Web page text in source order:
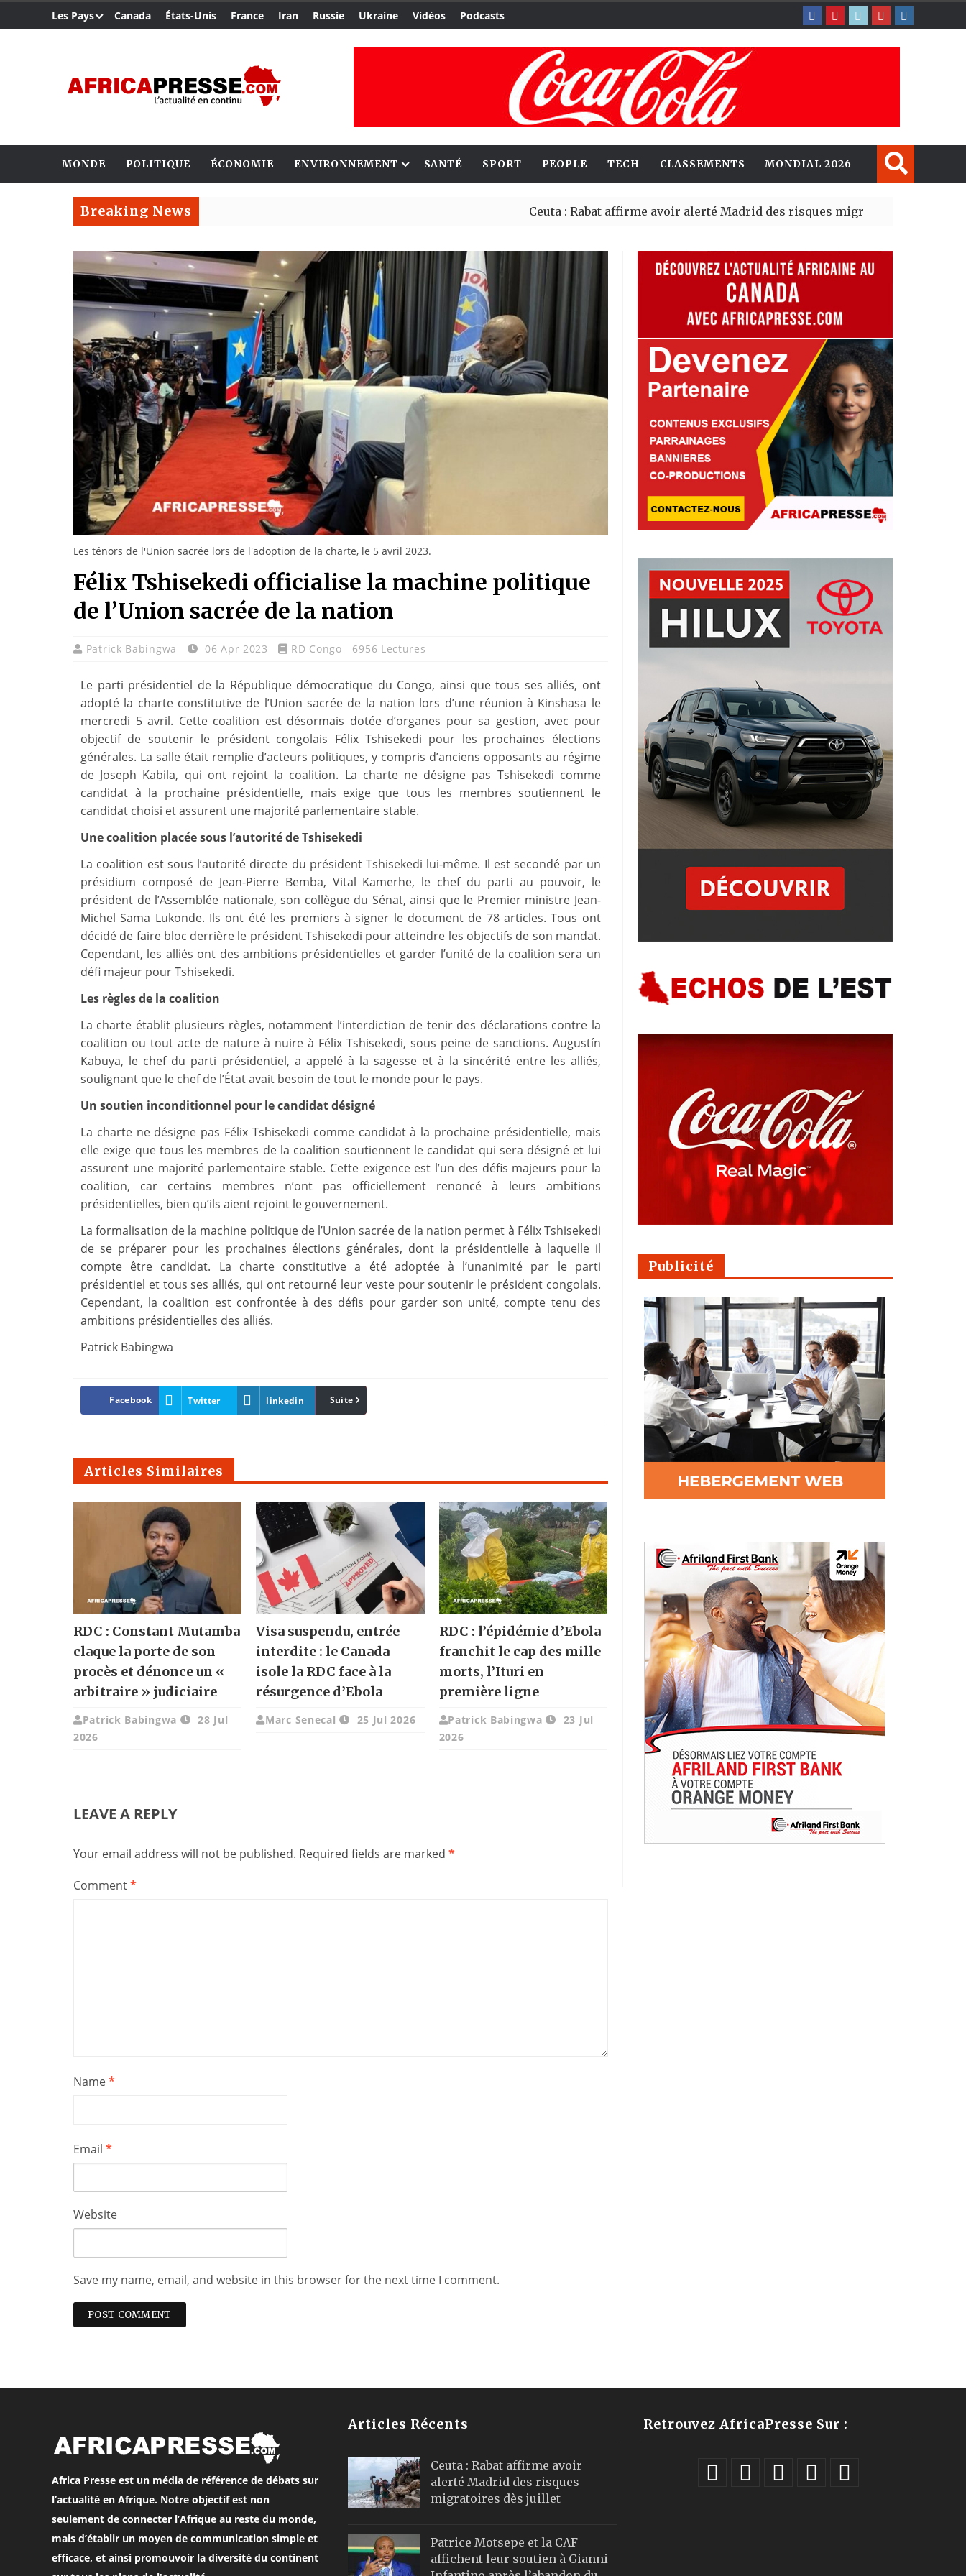
Les Pays Canada États-Unis France Iran Russie Ukraine Vidéos Podcasts
MONDE POLITIQUE ÉCONOMIE ENVIRONNEMENT SANTÉ SPORT PEOPLE TECH CLASSEMENTS MONDIAL 2026
Breaking News Ceuta : Rabat affirme avoir alerté Madrid des risques migratoires dès juillet
Les ténors de l'Union sacrée lors de l'adoption de la charte, le 5 avril 2023.
Félix Tshisekedi officialise la machine politique
de l’Union sacrée de la nation
Patrick Babingwa 06 Apr 2023 RD Congo 6956 Lectures
Le parti présidentiel de la République démocratique du Congo, ainsi que tous ses alliés, ont
adopté la charte constitutive de l’Union sacrée de la nation lors d’une réunion à Kinshasa le
mercredi 5 avril. Cette coalition est désormais dotée d’organes pour sa gestion, avec pour
objectif de soutenir le président congolais Félix Tshisekedi pour les prochaines élections
générales. La salle était remplie d’acteurs politiques, y compris d’anciens opposants au régime
de Joseph Kabila, qui ont rejoint la coalition. La charte ne désigne pas Tshisekedi comme
candidat à la prochaine présidentielle, mais exige que tous les membres soutiennent le
candidat choisi et assurent une majorité parlementaire stable.
Une coalition placée sous l’autorité de Tshisekedi
La coalition est sous l’autorité directe du président Tshisekedi lui-même. Il est secondé par un
présidium composé de Jean-Pierre Bemba, Vital Kamerhe, le chef du parti au pouvoir, le
président de l’Assemblée nationale, son collègue du Sénat, ainsi que le Premier ministre Jean-
Michel Sama Lukonde. Ils ont été les premiers à signer le document de 78 articles. Tous ont
décidé de faire bloc derrière le président Tshisekedi pour atteindre les objectifs de son mandat.
Cependant, les alliés ont des ambitions présidentielles et garder l’unité de la coalition sera un
défi majeur pour Tshisekedi.
Les règles de la coalition
La charte établit plusieurs règles, notamment l’interdiction de tenir des déclarations contre la
coalition ou tout acte de nature à nuire à Félix Tshisekedi, sous peine de sanctions. Augustín
Kabuya, le chef du parti présidentiel, a appelé à la sagesse et à la sincérité entre les alliés,
soulignant que le chef de l’État avait besoin de tout le monde pour le pays.
Un soutien inconditionnel pour le candidat désigné
La charte ne désigne pas Félix Tshisekedi comme candidat à la prochaine présidentielle, mais
elle exige que tous les membres de la coalition soutiennent le candidat qui sera désigné et lui
assurent une majorité parlementaire stable. Cette exigence est l’un des défis majeurs pour la
coalition, car certains membres n’ont pas officiellement renoncé à leurs ambitions
présidentielles, bien qu’ils aient rejoint le gouvernement.
La formalisation de la machine politique de l’Union sacrée de la nation permet à Félix Tshisekedi
de se préparer pour les prochaines élections générales, dont la présidentielle à laquelle il
compte être candidat. La charte constitutive a été adoptée à l’unanimité par le parti
présidentiel et tous ses alliés, qui ont retourné leur veste pour soutenir le président congolais.
Cependant, la coalition est confrontée à des défis pour garder son unité, compte tenu des
ambitions présidentielles des alliés.
Patrick Babingwa
Facebook Twitter linkedin Pinterest
Suite
Articles Similaires
RDC : Constant Mutamba
claque la porte de son
procès et dénonce un «
arbitraire » judiciaire
Patrick Babingwa
28 Jul
2026
Visa suspendu, entrée
interdite : le Canada
isole la RDC face à la
résurgence d’Ebola
Marc Senecal 25 Jul 2026
RDC : l’épidémie d’Ebola
franchit le cap des mille
morts, l’Ituri en
première ligne
Patrick Babingwa
23 Jul
2026
LEAVE A REPLY
Your email address will not be published. Required fields are marked *
Comment*
Name*
Email *
Website
Save my name, email, and website in this browser for the next time I comment.
Publicité
Africa Presse est un média de référence de débats sur
l’actualité en Afrique. Notre objectif est non
seulement de connecter l’Afrique au reste du monde,
mais d’établir un moyen de communication simple et
efficace, et ainsi promouvoir la diversité du continent
Articles Récents
Ceuta : Rabat affirme avoir
alerté Madrid des risques
migratoires dès juillet
Patrice Motsepe et la CAF
affichent leur soutien à Gianni
Retrouvez AfricaPresse Sur :